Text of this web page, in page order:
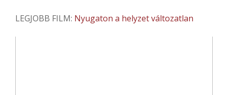
LEGJOBB FILM: Nyugaton a helyzet változatlan